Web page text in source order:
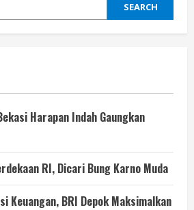
SEARCH
Harapan Indah Gaungkan
RI, Dicari Bung Karno Muda
Keuangan, BRI Depok Maksimalkan